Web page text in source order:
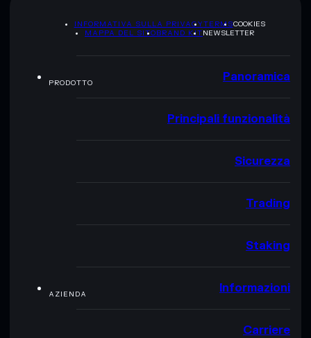
INFORMATIVA SULLA PRIVACYTERMSCOOKIES
MAPPA DEL SITOBRAND KITNEWSLETTER
PRODOTTO Panoramica
Principali funzionalità
Sicurezza
Trading
Staking
AZIENDA Informazioni
Carriere